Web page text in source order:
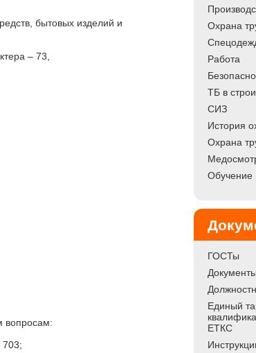
бытовых изделий и
– 73,
вопросам:
703;
Охрана
Работа
ТБ в
СИЗ
История
Охрана
Обучение
ГОСТы
Единый
ЕТКС